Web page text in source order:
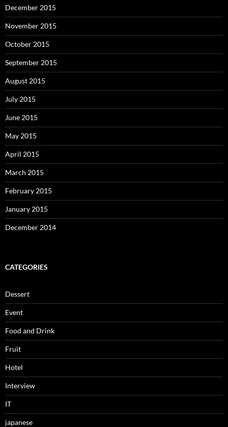
December 2015
November 2015
October 2015
September 2015
August 2015
July 2015
June 2015
May 2015
April 2015
March 2015
February 2015
January 2015
December 2014
CATEGORIES
Dessert
Event
Food and Drink
Fruit
Hotel
Interview
IT
japanese